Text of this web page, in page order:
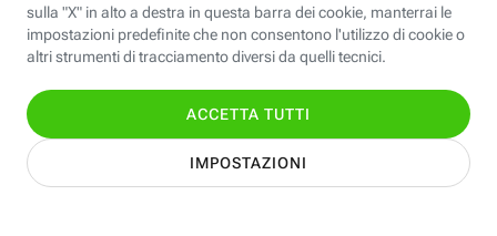
corrispondenti
(impostata da
pagine
EBFC<BannerID> 7 giorni
Identifica la
banner
Identifica la